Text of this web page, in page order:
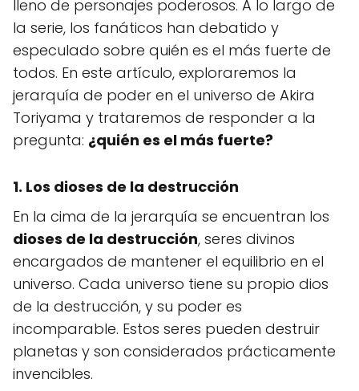
lleno de personajes poderosos. A lo largo de
la serie, los fanáticos han debatido y
especulado sobre quién es el más fuerte de
todos. En este artículo, exploraremos la
jerarquía de poder en el universo de Akira
Toriyama y trataremos de responder a la
pregunta: ¿quién es el más fuerte?
1. Los dioses de la destrucción
En la cima de la jerarquía se encuentran los
dioses de la destrucción, seres divinos
encargados de mantener el equilibrio en el
universo. Cada universo tiene su propio dios
de la destrucción, y su poder es
incomparable. Estos seres pueden destruir
planetas y son considerados prácticamente
invencibles.